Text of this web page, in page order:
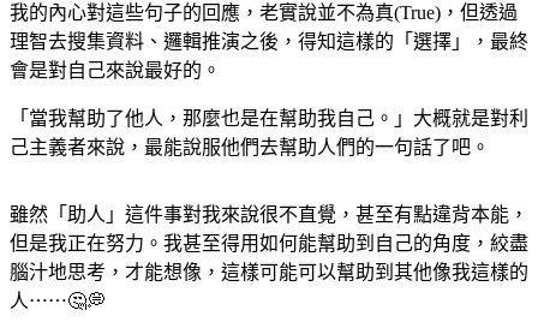
我的內心對這些句子的回應，老實說並不為真(True)，但透過
理智去搜集資料、邏輯推演之後，得知這樣的「選擇」，最終
會是對自己來說最好的。
「當我幫助了他人，那麼也是在幫助我自己。」大概就是對利
己主義者來說，最能說服他們去幫助人們的一句話了吧。
雖然「助人」這件事對我來說很不直覺，甚至有點違背本能，
但是我正在努力。我甚至得用如何能幫助到自己的角度，絞盡
腦汁地思考，才能想像，這樣可能可以幫助到其他像我這樣的
人⋯⋯🤔💭